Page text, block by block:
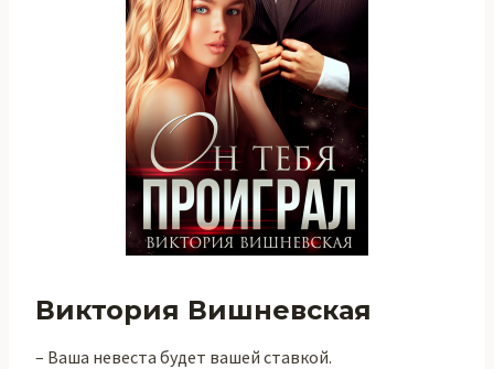
Виктория Вишневская
– Ваша невеста будет вашей ставкой.